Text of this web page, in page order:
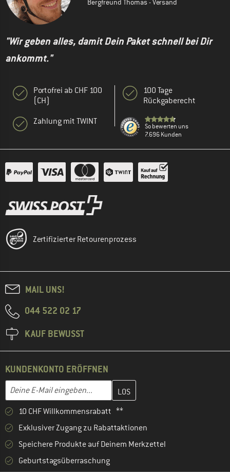
Bergfreund Thomas - Versand
"Wir geben alles, damit Dein Paket schnell bei Dir
ankommt."
Portofrei ab CHF 100
(CH)
Zahlung mit TWINT
100 Tage
Rückgaberecht
So bewerten uns
7.696 Kunden
Zertifizierter Retourenprozess
MAIL UNS!
044 522 02 17
KAUF BEWUSST
KUNDENKONTO ERÖFFNEN
E-Mail-Adresse
Gib hier deine E-Mail-Adresse ein und erstelle im nächsten
10 CHF Willkommensrabatt **
Exklusiver Zugang zu Rabattaktionen
Speichere Produkte auf Deinem Merkzettel
Geburtstagsüberraschung